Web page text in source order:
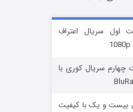
منتشر شد
اول سریال اعتراف
چهارم سریال کوری با
بیست و یک با کیفیت